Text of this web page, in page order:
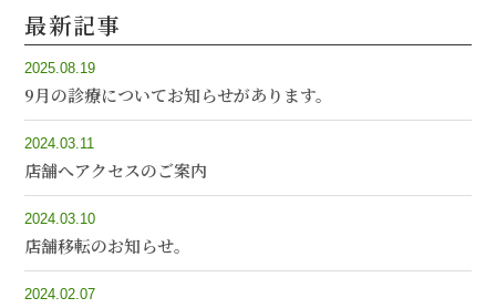
最新記事
2025.08.19
9月の診療についてお知らせがあります。
2024.03.11
店舗へアクセスのご案内
2024.03.10
店舗移転のお知らせ。
2024.02.07